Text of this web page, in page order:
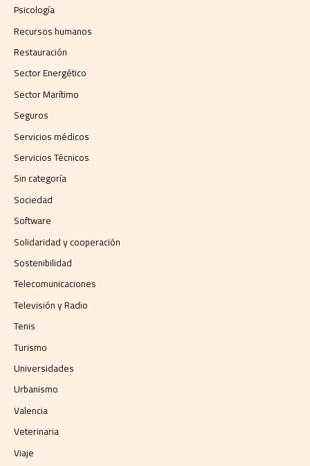
Psicología
Recursos humanos
Restauración
Sector Energético
Sector Marítimo
Seguros
Servicios médicos
Servicios Técnicos
Sin categoría
Sociedad
Software
Solidaridad y cooperación
Sostenibilidad
Telecomunicaciones
Televisión y Radio
Tenis
Turismo
Universidades
Urbanismo
Valencia
Veterinaria
Viaje